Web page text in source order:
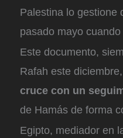
Palestina lo gestione
pasado mayo
Este documento,
Rafah este
cruce con un
de Hamás de forma
Egipto, mediador en